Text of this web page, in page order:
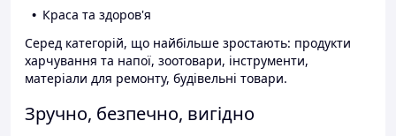
Краса та здоров'я
Серед категорій, що найбільше зростають: продукти
харчування та напої, зоотовари, інструменти,
матеріали для ремонту, будівельні товари.
Зручно, безпечно, вигідно